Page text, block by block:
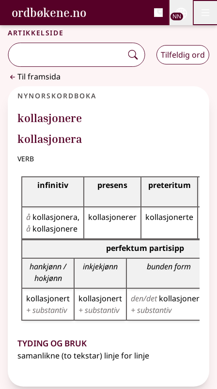
Gå til hovudinnhald
Tilgjenge
ordbøkene.no, Bokmålsordboka og
Bokmålsordboka og Nynorskordboka
NN
Artikkelside
Tilfeldig ord
Til framsida
Nynorskordboka
kollasjonere
kollasjonera
verb
Bøyningstabell for dette verbet
infinitiv presens preteritum
å kollasjonera
å kollasjonere
kollasjonerer kollasjonerte
Bøyningstabell for dette verbet (partisippformer)
perfektum partisipp
hankjønn /
hokjønn
inkjekjønn bunden form
kollasjonert
+ substantiv
kollasjonert
+ substantiv
den/detkollasjonerte
+ substantiv
Tyding og bruk
samanlikne (to tekstar) linje for linje